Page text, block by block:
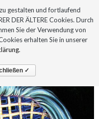
gestalten und fortlaufend
DER ÄLTERE Cookies. Durch
Sie der Verwendung von
erhalten Sie in unserer
.
✓